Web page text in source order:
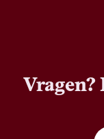
Vragen?